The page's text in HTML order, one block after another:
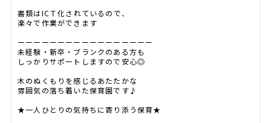
書類はICＴ化されているので、
楽々で作業ができます
ーーーーーーーーーーーーーーーーー
未経験・新卒・ブランクのある方も
しっかりサポートしますので安心◎
木のぬくもりを感じるあたたかな
雰囲気の落ち着いた保育園です♪
★一人ひとりの気持ちに寄り添う保育★